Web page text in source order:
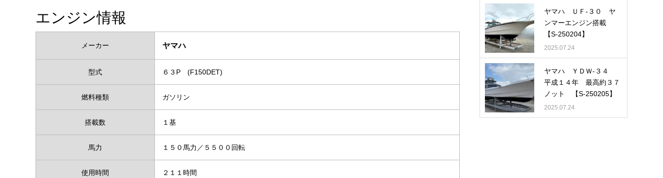
エンジン情報
メーカー ヤマハ
型式 ６３P (F150DET)
燃料種類 ガソリン
搭載数 １基
馬力 １５０馬力／５５００回転
使用時間 ２１１時間
ヤマハ ＵＦ-３０ ヤ
ンマーエンジン搭載
【S-250204】
2025.07.24
ヤマハ ＹＤＷ-３４
平成１４年 最高約３７
ノット 【S-250205】
2025.07.24